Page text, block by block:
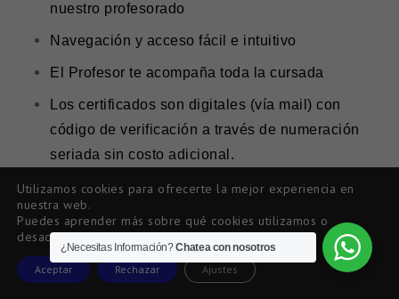
nuestro profesorado
Navegación y acceso fácil e intuitivo
El Profesor te acompaña toda la cursada
Los certificados son digitales (vía mail) con
código de verificación a través de numeración
seriada sin costo adicional.
PROCESO DE INSCRIPCIÓN
Utilizamos cookies para ofrecerte la mejor experiencia en
nuestra web.
Puedes aprender más sobre qué cookies utilizamos o
desactivarlas
Aceptar Rechazar Ajustes
¿Necesitas Información?Chatea con nosotros